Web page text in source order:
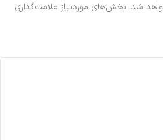
شد. بخش‌های موردنیاز علامت‌گذاری